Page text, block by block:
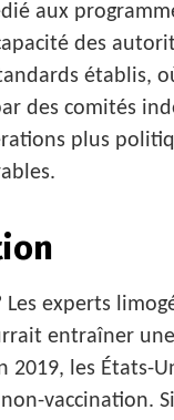
aux
des
établis,
des comités
plus
experts
entraîner
2019, les États-
vaccination.